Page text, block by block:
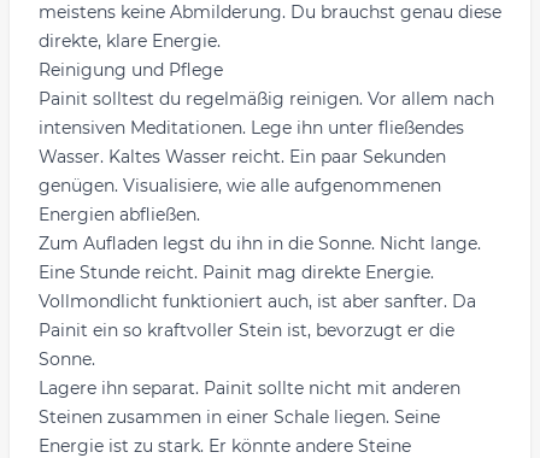
meistens keine Abmilderung. Du brauchst genau diese
direkte, klare Energie.
Reinigung und Pflege
Painit solltest du regelmäßig reinigen. Vor allem nach
intensiven Meditationen. Lege ihn unter fließendes
Wasser. Kaltes Wasser reicht. Ein paar Sekunden
genügen. Visualisiere, wie alle aufgenommenen
Energien abfließen.
Zum Aufladen legst du ihn in die Sonne. Nicht lange.
Eine Stunde reicht. Painit mag direkte Energie.
Vollmondlicht funktioniert auch, ist aber sanfter. Da
Painit ein so kraftvoller Stein ist, bevorzugt er die
Sonne.
Lagere ihn separat. Painit sollte nicht mit anderen
Steinen zusammen in einer Schale liegen. Seine
Energie ist zu stark. Er könnte andere Steine